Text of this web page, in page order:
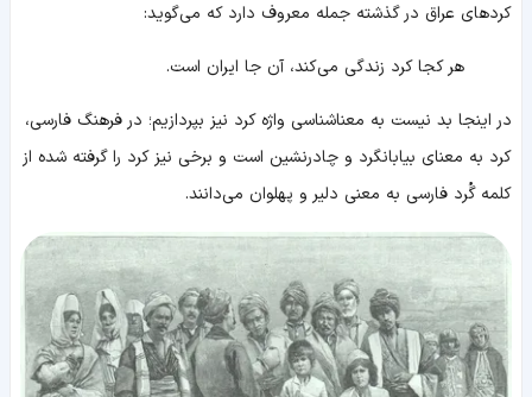
کردهای عراق در گذشته جمله معروف دارد که می‌گوید:
هر کجا کرد زندگی می‌کند، آن جا ایران است.
در اینجا بد نیست به معناشناسی واژه کرد نیز بپردازیم؛ در فرهنگ فارسی،
کرد به معنای بیابانگرد و چادرنشین است و برخی نیز کرد را گرفته شده از
کلمه گُرد فارسی به معنی دلیر و پهلوان می‌دانند.